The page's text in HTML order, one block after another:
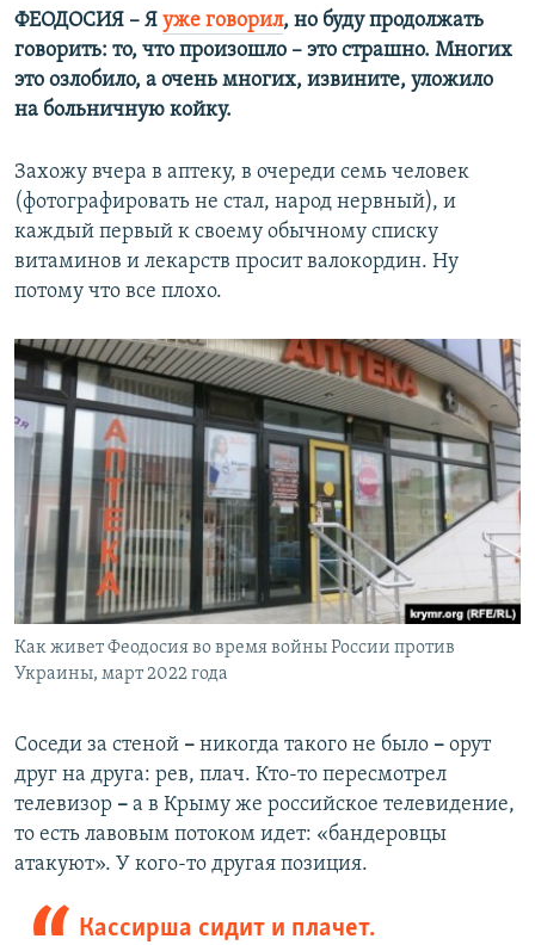
ФЕОДОСИЯ – Я уже говорил, но буду продолжать
говорить: то, что произошло – это страшно. Многих
это озлобило, а очень многих, извините, уложило
на больничную койку.
Захожу вчера в аптеку, в очереди семь человек
(фотографировать не стал, народ нервный), и
каждый первый к своему обычному списку
витаминов и лекарств просит валокордин. Ну
потому что все плохо.
Как живет Феодосия во время войны России против
Украины, март 2022 года
Соседи за стеной – никогда такого не было – орут
друг на друга: рев, плач. Кто-то пересмотрел
телевизор – а в Крыму же российское телевидение,
то есть лавовым потоком идет: «бандеровцы
атакуют». У кого-то другая позиция.
Кассирша сидит и плачет.